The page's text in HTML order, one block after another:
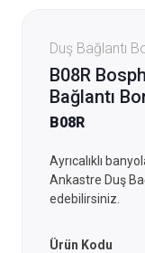
Duş Bağlantı
B08R
Bağlantı
B08R
Ayrıcalıklı
Ankastre Duş
edebilirsiniz.
Ürün Kodu